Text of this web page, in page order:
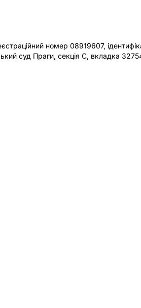
номер 08919607,
суд Праги, секція C, вкладка